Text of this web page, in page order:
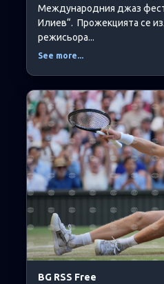
Международния джаз
Илиев“. Прожекцията се
режисьора...
See more...
BG RSS Free